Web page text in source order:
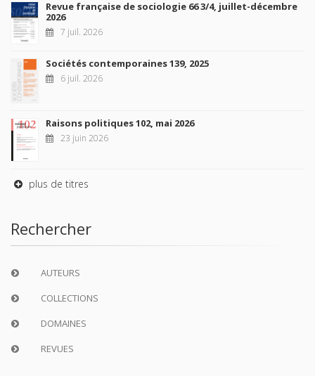
Revue française de sociologie 66 3/4, juillet-décembre
2026
7 juil. 2026
Sociétés contemporaines 139, 2025
6 juil. 2026
Raisons politiques 102, mai 2026
23 juin 2026
plus de titres
Rechercher
AUTEURS
COLLECTIONS
DOMAINES
REVUES